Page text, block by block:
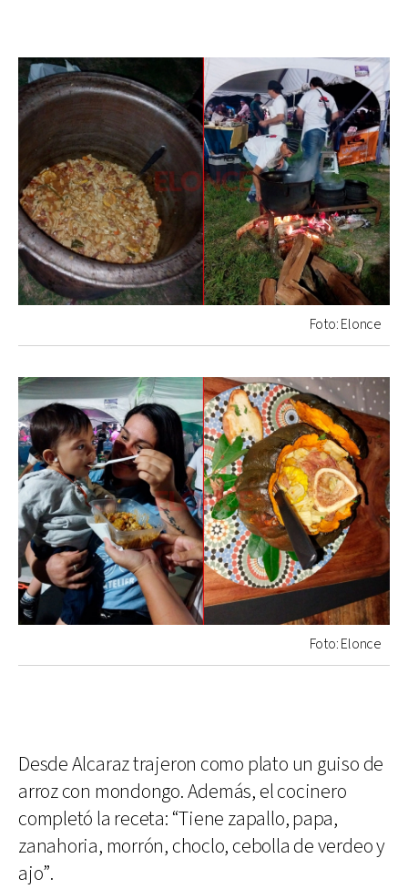
Foto: Elonce
Foto: Elonce
Desde Alcaraz trajeron como plato un guiso de
arroz con mondongo. Además, el cocinero
completó la receta: “Tiene zapallo, papa,
zanahoria, morrón, choclo, cebolla de verdeo y
ajo”.